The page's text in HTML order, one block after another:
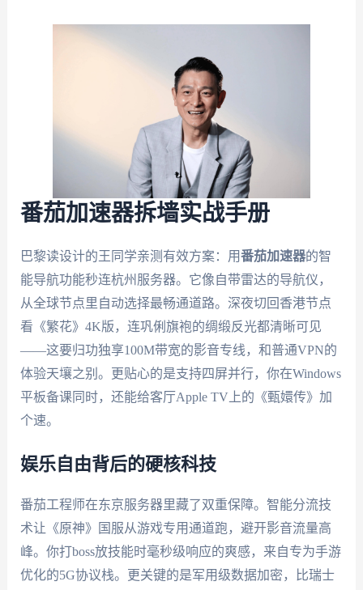
番茄加速器拆墙实战手册
巴黎读设计的王同学亲测有效方案：用番茄加速器的智
能导航功能秒连杭州服务器。它像自带雷达的导航仪，
从全球节点里自动选择最畅通道路。深夜切回香港节点
看《繁花》4K版，连巩俐旗袍的绸缎反光都清晰可见
——这要归功独享100M带宽的影音专线，和普通VPN的
体验天壤之别。更贴心的是支持四屏并行，你在Windows
平板备课同时，还能给客厅Apple TV上的《甄嬛传》加
个速。
娱乐自由背后的硬核科技
番茄工程师在东京服务器里藏了双重保障。智能分流技
术让《原神》国服从游戏专用通道跑，避开影音流量高
峰。你打boss放技能时毫秒级响应的爽感，来自专为手游
优化的5G协议栈。更关键的是军用级数据加密，比瑞士